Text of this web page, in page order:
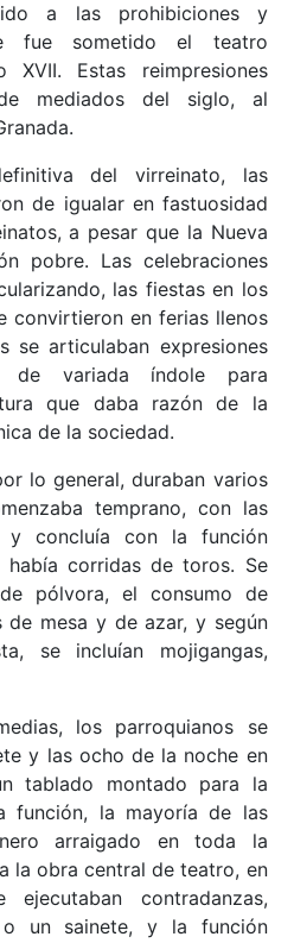
a las prohibiciones y
fue sometido el teatro
Estas reimpresiones
mediados del siglo, al
del virreinato, las
de igualar en fastuosidad
a pesar que la Nueva
pobre. Las celebraciones
las fiestas en los
convirtieron en ferias llenos
se articulaban expresiones
de variada índole para
que daba razón de la
de la sociedad.
lo general, duraban varios
temprano, con las
y concluía con la función
corridas de toros. Se
pólvora, el consumo de
de mesa y de azar, y según
se incluían mojigangas,
los parroquianos se
y las ocho de la noche en
tablado montado para la
función, la mayoría de las
arraigado en toda la
la obra central de teatro, en
contradanzas,
o un sainete, y la función